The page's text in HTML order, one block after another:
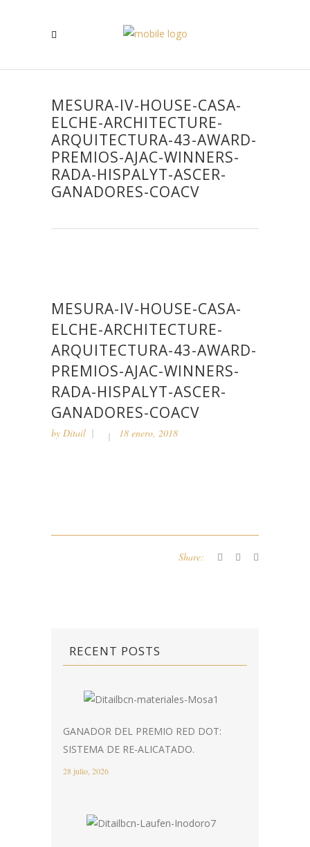
MESURA-IV-HOUSE-CASA-
ELCHE-ARCHITECTURE-
ARQUITECTURA-43-AWARD-
PREMIOS-AJAC-WINNERS-
RADA-HISPALYT-ASCER-
GANADORES-COACV
MESURA-IV-HOUSE-CASA-
ELCHE-ARCHITECTURE-
ARQUITECTURA-43-AWARD-
PREMIOS-AJAC-WINNERS-
RADA-HISPALYT-ASCER-
GANADORES-COACV
by Ditail 18 enero, 2018
Share:
RECENT POSTS
GANADOR DEL PREMIO RED DOT:
SISTEMA DE RE-ALICATADO.
28 julio, 2026